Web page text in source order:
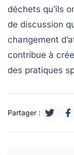
déchets qu’ils
de discussion
changement
contribue à
des pratiques
Partager :